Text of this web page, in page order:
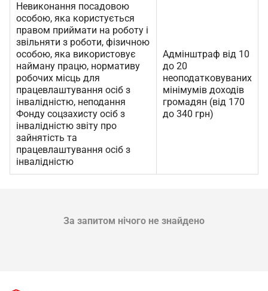
Невиконання посадовою
особою, яка користується
правом приймати на роботу і
звільняти з роботи, фізичною
особою, яка використовує
найману працю, нормативу
робочих місць для
працевлаштування осіб з
інвалідністю, неподання
Фонду соцзахисту осіб з
інвалідністю звіту про
зайнятість та
працевлаштування осіб з
інвалідністю
Адмінштраф від 10
до 20
неоподатковуваних
мінімумів доходів
громадян (від 170
до 340 грн)
За запитом нічого не знайдено